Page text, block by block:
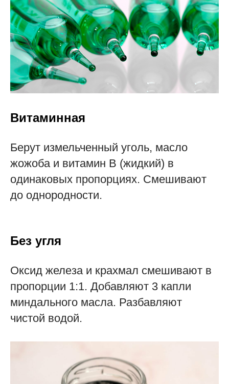
Витаминная
Берут измельченный уголь, масло
жожоба и витамин В (жидкий) в
одинаковых пропорциях. Смешивают
до однородности.
Без угля
Оксид железа и крахмал смешивают в
пропорции 1:1. Добавляют 3 капли
миндального масла. Разбавляют
чистой водой.